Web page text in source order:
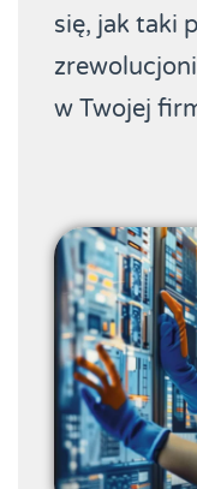
się, jak taki
w Twojej